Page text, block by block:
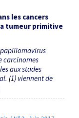
les cancers
tumeur primitive
papillomavirus
carcinomes
aux stades
(1) viennent de